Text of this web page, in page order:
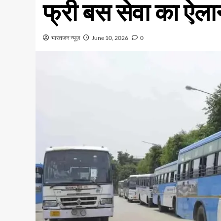
फ्री बस सेवा का
भारतजन न्यूज़ June 10, 2026 0